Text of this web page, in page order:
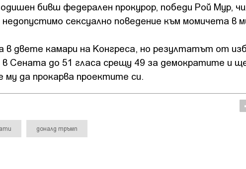
бивш федерален прокурор, победи Рой Мур,
сексуално поведение към момичета в
в двете камари на Конгреса, но резултатът от
Сената до 51 гласа срещу 49 за демократите и
да прокарва проектите си.
доналд тръмп